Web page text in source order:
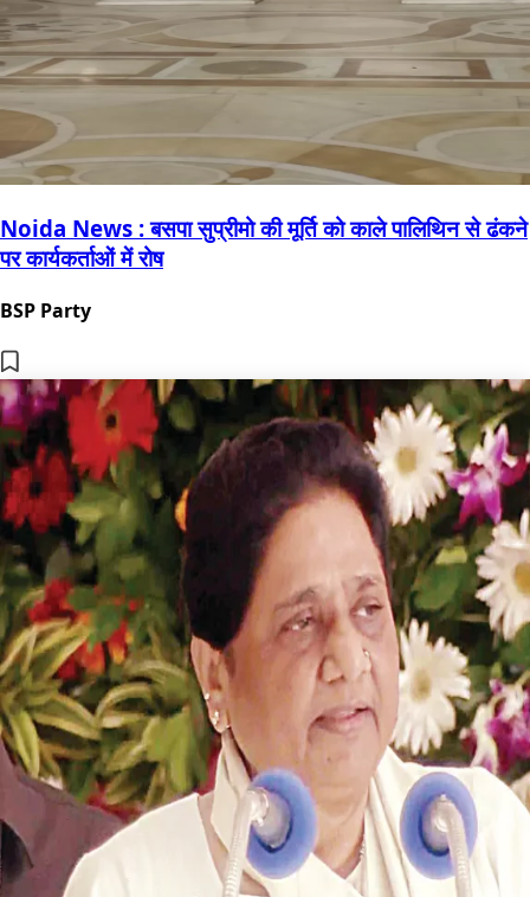
Noida News : बसपा सुप्रीमो की मूर्ति को काले पालिथिन से ढंकने
पर कार्यकर्ताओं में रोष
BSP Party